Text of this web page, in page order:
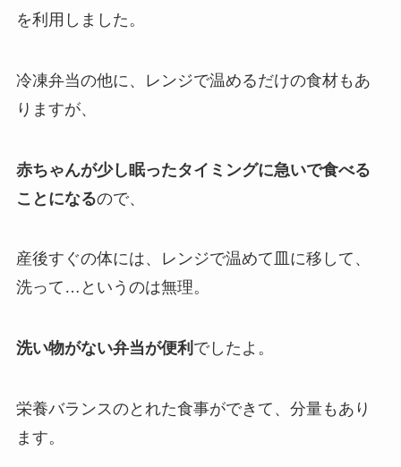
を利用しました。
冷凍弁当の他に、レンジで温めるだけの食材もあ
りますが、
赤ちゃんが少し眠ったタイミングに急いで食べる
ことになるので、
産後すぐの体には、レンジで温めて皿に移して、
洗って…というのは無理。
洗い物がない弁当が便利 でしたよ。
栄養バランスのとれた食事ができて、分量もあり
ます。